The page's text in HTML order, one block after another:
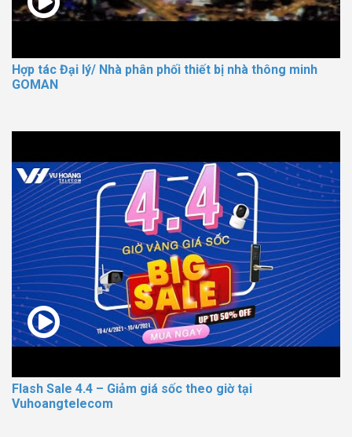
Hợp tác Đại lý/ Nhà phân phối thiết bị nhà thông minh
GOMAN
Flash Sale 4.4 – Giảm giá sốc theo giờ tại
Vuhoangtelecom